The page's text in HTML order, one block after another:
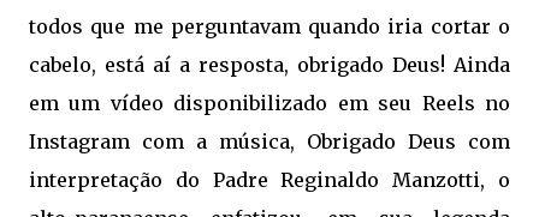
todos que me perguntavam quando iria cortar o
cabelo, está aí a resposta, obrigado Deus! Ainda
em um vídeo disponibilizado em seu Reels no
Instagram com a música, Obrigado Deus com
interpretação do Padre Reginaldo Manzotti, o